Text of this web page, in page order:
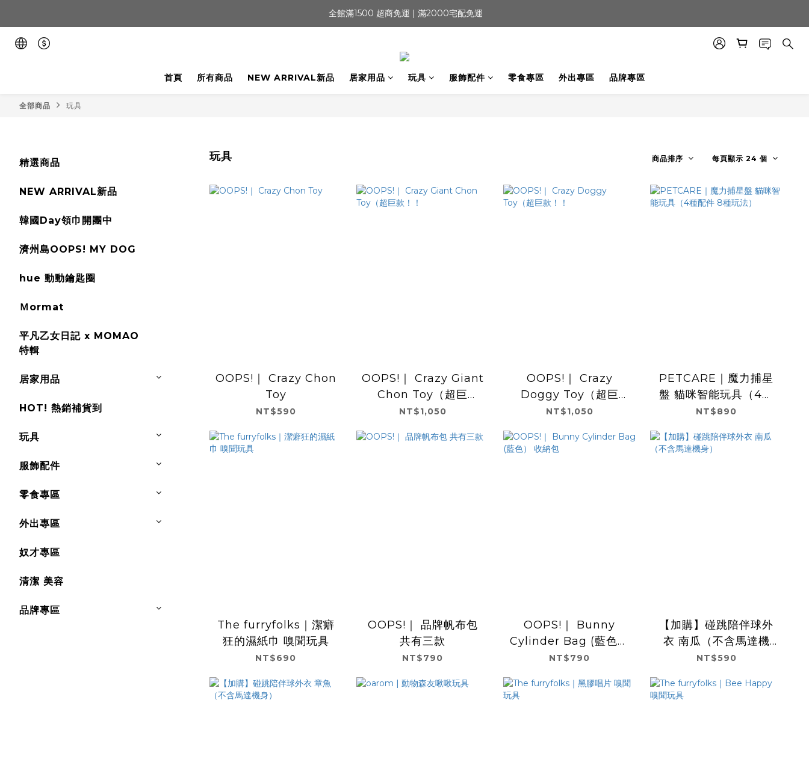
全館滿1500 超商免運 | 滿2000宅配免運
首頁 所有商品 NEW ARRIVAL新品 居家用品 玩具 服飾配件 零食專區 外出專區 品牌專區
全部商品 玩具
精選商品
NEW ARRIVAL新品
韓國Day領巾開團中
濟州島OOPS! MY DOG
hue 動動鑰匙圈
Ｍormat
平凡乙女日記 x MOMAO
特輯
居家用品
HOT! 熱銷補貨到
玩具
服飾配件
零食專區
外出專區
奴才專區
清潔 美容
品牌專區
玩具 商品排序 每頁顯示 24 個
OOPS!｜ Crazy Chon
Toy
NT$590
OOPS!｜ Crazy Giant
Chon Toy（超巨
款！！
NT$1,050
OOPS!｜ Crazy
Doggy Toy（超巨
款！！
NT$1,050
PETCARE｜魔力捕星
盤 貓咪智能玩具（4種
配件 8種玩法）
NT$890
The furryfolks｜潔癖
狂的濕紙巾 嗅聞玩具
NT$690
OOPS!｜ 品牌帆布包
共有三款
NT$790
OOPS!｜ Bunny
Cylinder Bag (藍色）
收納包
NT$790
【加購】碰跳陪伴球外
衣 南瓜（不含馬達機
身）
NT$590